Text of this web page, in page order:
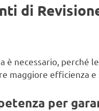
di
è necessario, perché
maggiore efficienza e
per